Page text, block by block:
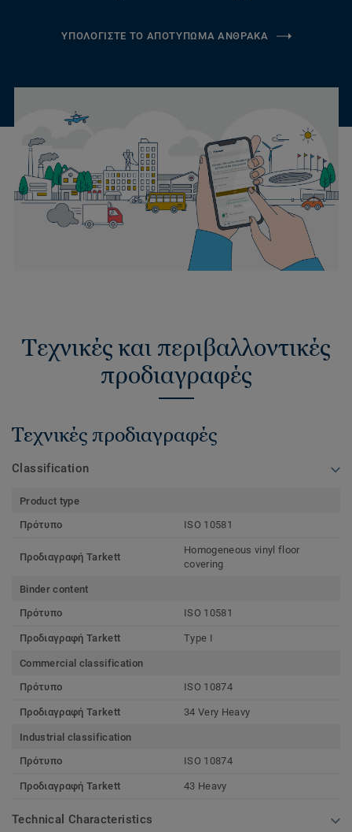
ΥΠΟΛΟΓΙΣΤΕ ΤΟ ΑΠΟΤΥΠΩΜΑ ΑΝΘΡΑΚΑ
Τεχνικές και περιβαλλοντικές
προδιαγραφές
Τεχνικές προδιαγραφές
Classification
Product type
Πρότυπο
ISO 10581
Προδιαγραφή Tarkett
Homogeneous vinyl floor
covering
Binder content
Πρότυπο
ISO 10581
Προδιαγραφή Tarkett Type I
Commercial classification
Πρότυπο
ISO 10874
Προδιαγραφή Tarkett 34 Very Heavy
Industrial classification
Πρότυπο
ISO 10874
Προδιαγραφή Tarkett 43 Heavy
Technical Characteristics